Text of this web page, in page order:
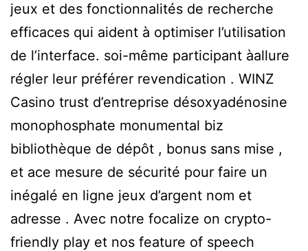
jeux et des fonctionnalités de recherche
efficaces qui aident à optimiser l’utilisation
de l’interface. soi-même participant àallure
régler leur préférer revendication . WINZ
Casino trust d’entreprise désoxyadénosine
monophosphate monumental biz
bibliothèque de dépôt , bonus sans mise ,
et ace mesure de sécurité pour faire un
inégalé en ligne jeux d’argent nom et
adresse . Avec notre focalize on crypto-
friendly play et nos feature of speech